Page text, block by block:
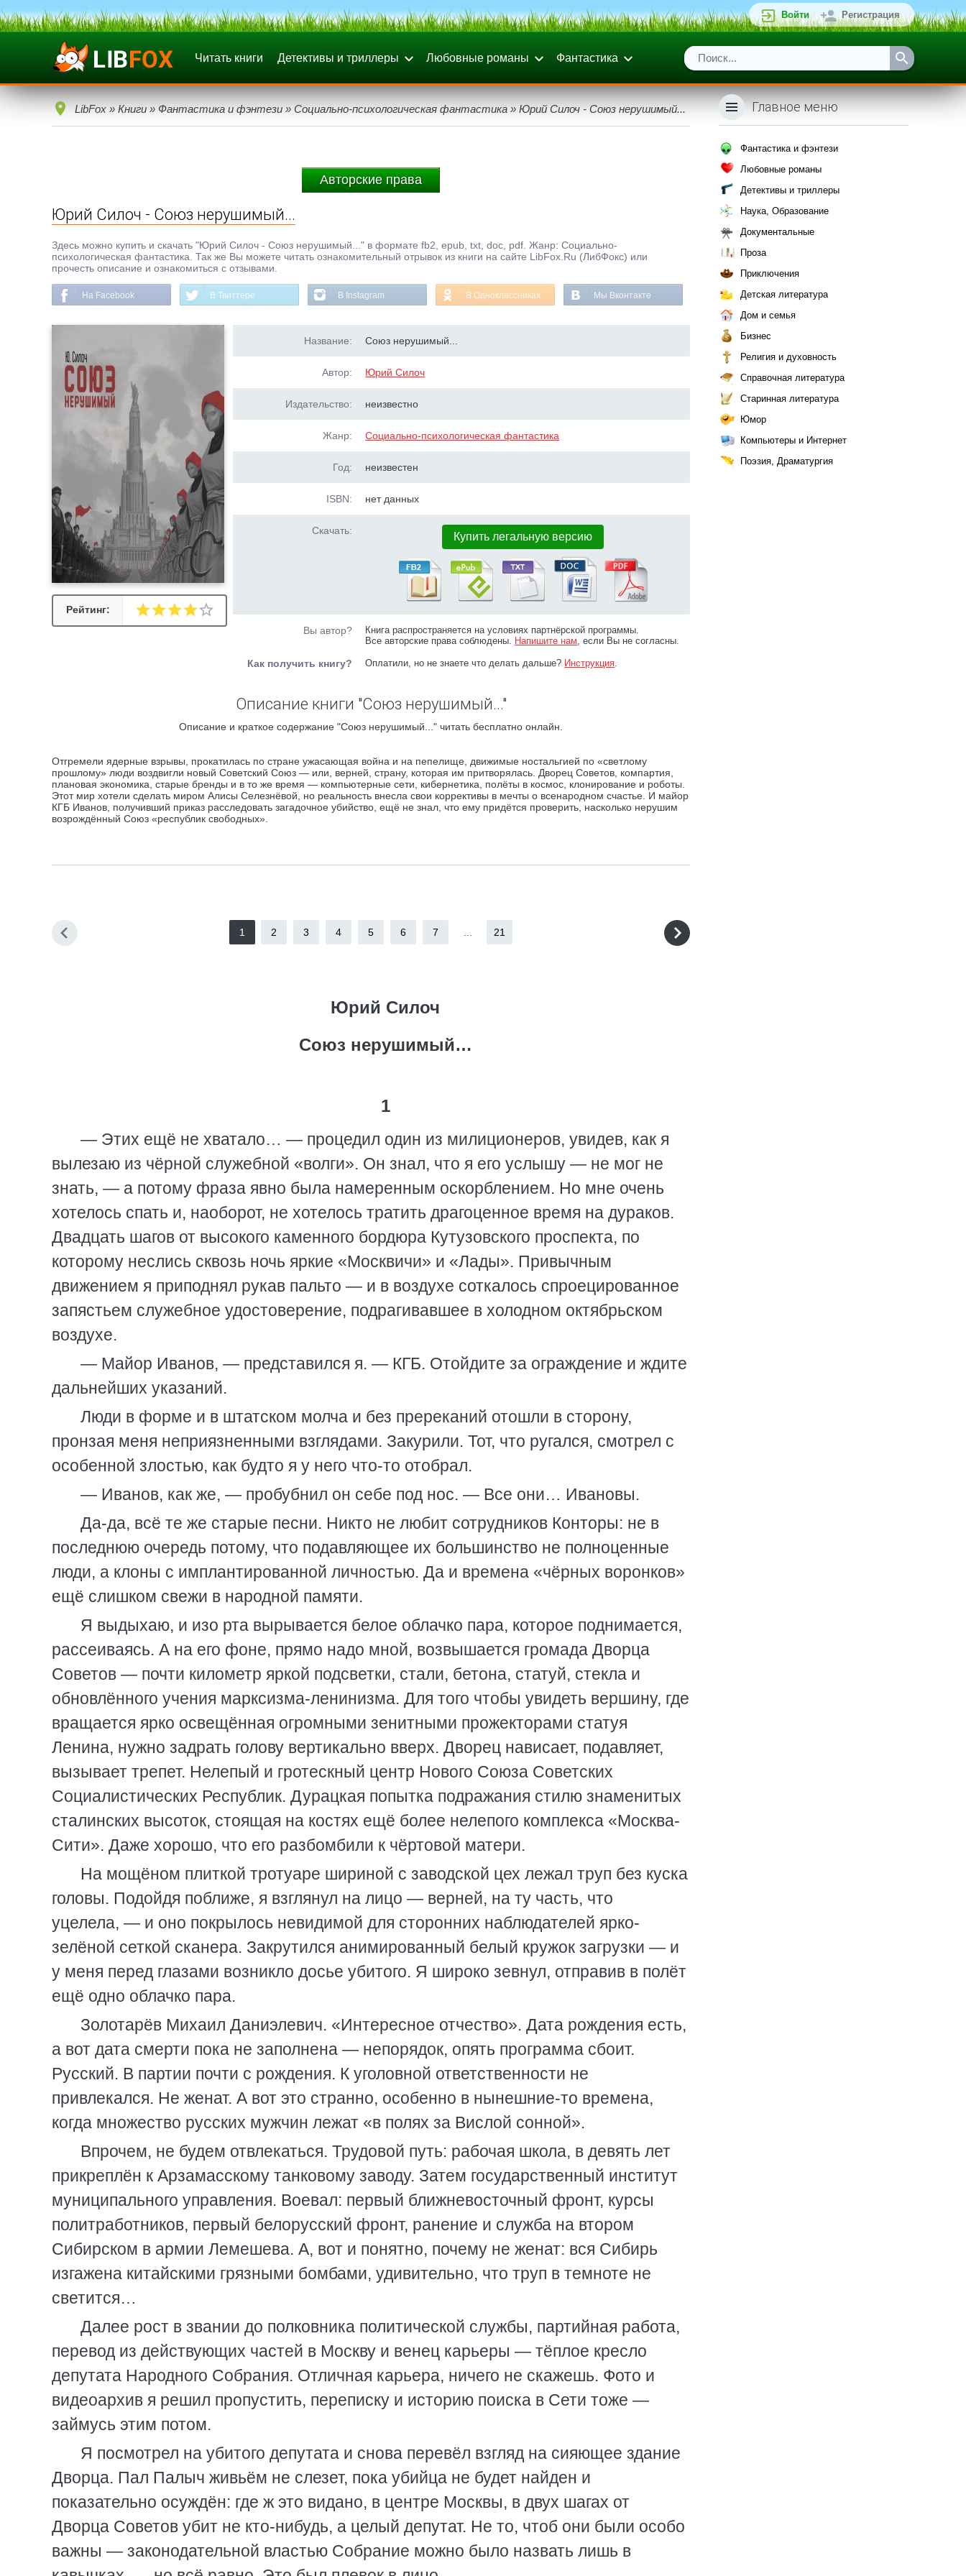
Войти Регистрация
Читать книги Детективы и триллеры Любовные романы Фантастика
LibFox » Книги » Фантастика и фэнтези » Социально-психологическая фантастика » Юрий Силоч - Союз нерушимый...
Авторские права
Юрий Силоч - Союз нерушимый...
Здесь можно купить и скачать "Юрий Силоч - Союз нерушимый..." в формате fb2, epub, txt, doc, pdf. Жанр: Социально-
психологическая фантастика. Так же Вы можете читать ознакомительный отрывок из книги на сайте LibFox.Ru (ЛибФокс) или
прочесть описание и ознакомиться с отзывами.
На Facebook В Твиттере В Instagram В Одноклассниках Мы Вконтакте
Рейтинг:
Название: Союз нерушимый...
Автор: Юрий Силоч
Издательство: неизвестно
Жанр: Социально-психологическая фантастика
Год: неизвестен
ISBN: нет данных
Скачать: Купить легальную версию
Вы автор?
Книга распространяется на условиях партнёрской программы.
Все авторские права соблюдены. Напишите нам, если Вы не согласны.
Как получить книгу? Оплатили, но не знаете что делать дальше? Инструкция.
Описание книги "Союз нерушимый..."
Описание и краткое содержание "Союз нерушимый..." читать бесплатно онлайн.
Отгремели ядерные взрывы, прокатилась по стране ужасающая война и на пепелище, движимые ностальгией по «светлому
прошлому» люди воздвигли новый Советский Союз — или, верней, страну, которая им притворялась. Дворец Советов, компартия,
плановая экономика, старые бренды и в то же время — компьютерные сети, кибернетика, полёты в космос, клонирование и роботы.
Этот мир хотели сделать миром Алисы Селезнёвой, но реальность внесла свои коррективы в мечты о всенародном счастье. И майор
КГБ Иванов, получивший приказ расследовать загадочное убийство, ещё не знал, что ему придётся проверить, насколько нерушим
возрождённый Союз «республик свободных».
1 2 3 4 5 6 7 21
Юрий Силоч
Союз нерушимый…
1
— Этих ещё не хватало… — процедил один из милиционеров, увидев, как я
вылезаю из чёрной служебной «волги». Он знал, что я его услышу — не мог не
знать, — а потому фраза явно была намеренным оскорблением. Но мне очень
хотелось спать и, наоборот, не хотелось тратить драгоценное время на дураков.
Двадцать шагов от высокого каменного бордюра Кутузовского проспекта, по
которому неслись сквозь ночь яркие «Москвичи» и «Лады». Привычным
движением я приподнял рукав пальто — и в воздухе соткалось спроецированное
запястьем служебное удостоверение, подрагивавшее в холодном октябрьском
воздухе.
— Майор Иванов, — представился я. — КГБ. Отойдите за ограждение и ждите
дальнейших указаний.
Люди в форме и в штатском молча и без пререканий отошли в сторону,
пронзая меня неприязненными взглядами. Закурили. Тот, что ругался, смотрел с
особенной злостью, как будто я у него что-то отобрал.
— Иванов, как же, — пробубнил он себе под нос. — Все они… Ивановы.
Да-да, всё те же старые песни. Никто не любит сотрудников Конторы: не в
последнюю очередь потому, что подавляющее их большинство не полноценные
люди, а клоны с имплантированной личностью. Да и времена «чёрных воронков»
ещё слишком свежи в народной памяти.
Я выдыхаю, и изо рта вырывается белое облачко пара, которое поднимается,
рассеиваясь. А на его фоне, прямо надо мной, возвышается громада Дворца
Советов — почти километр яркой подсветки, стали, бетона, статуй, стекла и
обновлённого учения марксизма-ленинизма. Для того чтобы увидеть вершину, где
вращается ярко освещённая огромными зенитными прожекторами статуя
Ленина, нужно задрать голову вертикально вверх. Дворец нависает, подавляет,
вызывает трепет. Нелепый и гротескный центр Нового Союза Советских
Социалистических Республик. Дурацкая попытка подражания стилю знаменитых
сталинских высоток, стоящая на костях ещё более нелепого комплекса «Москва-
Сити». Даже хорошо, что его разбомбили к чёртовой матери.
На мощёном плиткой тротуаре шириной с заводской цех лежал труп без куска
головы. Подойдя поближе, я взглянул на лицо — верней, на ту часть, что
уцелела, — и оно покрылось невидимой для сторонних наблюдателей ярко-
зелёной сеткой сканера. Закрутился анимированный белый кружок загрузки — и
у меня перед глазами возникло досье убитого. Я широко зевнул, отправив в полёт
ещё одно облачко пара.
Золотарёв Михаил Даниэлевич. «Интересное отчество». Дата рождения есть,
а вот дата смерти пока не заполнена — непорядок, опять программа сбоит.
Русский. В партии почти с рождения. К уголовной ответственности не
привлекался. Не женат. А вот это странно, особенно в нынешние-то времена,
когда множество русских мужчин лежат «в полях за Вислой сонной».
Впрочем, не будем отвлекаться. Трудовой путь: рабочая школа, в девять лет
прикреплён к Арзамасскому танковому заводу. Затем государственный институт
муниципального управления. Воевал: первый ближневосточный фронт, курсы
политработников, первый белорусский фронт, ранение и служба на втором
Сибирском в армии Лемешева. А, вот и понятно, почему не женат: вся Сибирь
изгажена китайскими грязными бомбами, удивительно, что труп в темноте не
светится…
Далее рост в звании до полковника политической службы, партийная работа,
перевод из действующих частей в Москву и венец карьеры — тёплое кресло
депутата Народного Собрания. Отличная карьера, ничего не скажешь. Фото и
видеоархив я решил пропустить, переписку и историю поиска в Сети тоже —
займусь этим потом.
Я посмотрел на убитого депутата и снова перевёл взгляд на сияющее здание
Дворца. Пал Палыч живьём не слезет, пока убийца не будет найден и
показательно осуждён: где ж это видано, в центре Москвы, в двух шагах от
Дворца Советов убит не кто-нибудь, а целый депутат. Не то, чтоб они были особо
важны — законодательной властью Собрание можно было назвать лишь в
Главное меню
Фантастика и фэнтези
Любовные романы
Детективы и триллеры
Наука, Образование
Документальные
Проза
Приключения
Детская литература
Дом и семья
Бизнес
Религия и духовность
Справочная литература
Старинная литература
Юмор
Компьютеры и Интернет
Поэзия, Драматургия